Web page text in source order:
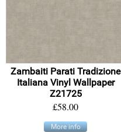
Zambaiti Parati Tradizione
Italiana Vinyl Wallpaper
Z21725
£58.00
More info